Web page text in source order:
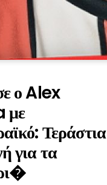
ο Alex
με
Τεράστια
για τα